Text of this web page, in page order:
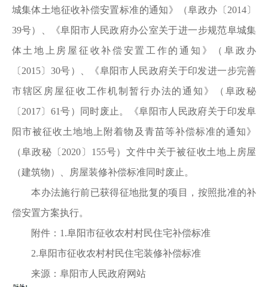
城集体土地征收补偿安置标准的通知》（阜政办〔2014〕
39号）、《阜阳市人民政府办公室关于进一步规范阜城集
体土地上房屋征收补偿安置工作的通知》（阜政办
〔2015〕30号）、《阜阳市人民政府关于印发进一步完善
市辖区房屋征收工作机制暂行办法的通知》（阜政秘
〔2017〕61号）同时废止。《阜阳市人民政府关于印发阜
阳市被征收土地地上附着物及青苗等补偿标准的通知》
（阜政秘〔2020〕155号）文件中关于被征收土地上房屋
（建筑物）、房屋装修补偿标准同时废止。
本办法施行前已获得征地批复的项目，按照批准的补
偿安置方案执行。
附件：1.阜阳市征收农村村民住宅补偿标准
2.阜阳市征收农村村民住宅装修补偿标准
来源：阜阳市人民政府网站